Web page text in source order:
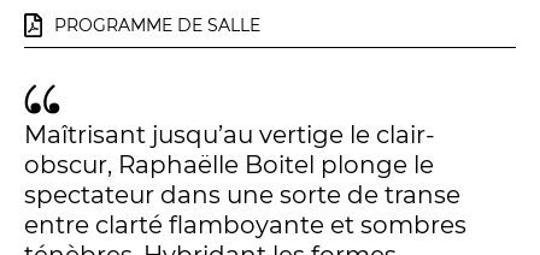
PROGRAMME DE SALLE
Maîtrisant jusqu’au vertige le clair-
obscur, Raphaëlle Boitel plonge le
spectateur dans une sorte de transe
entre clarté flamboyante et sombres